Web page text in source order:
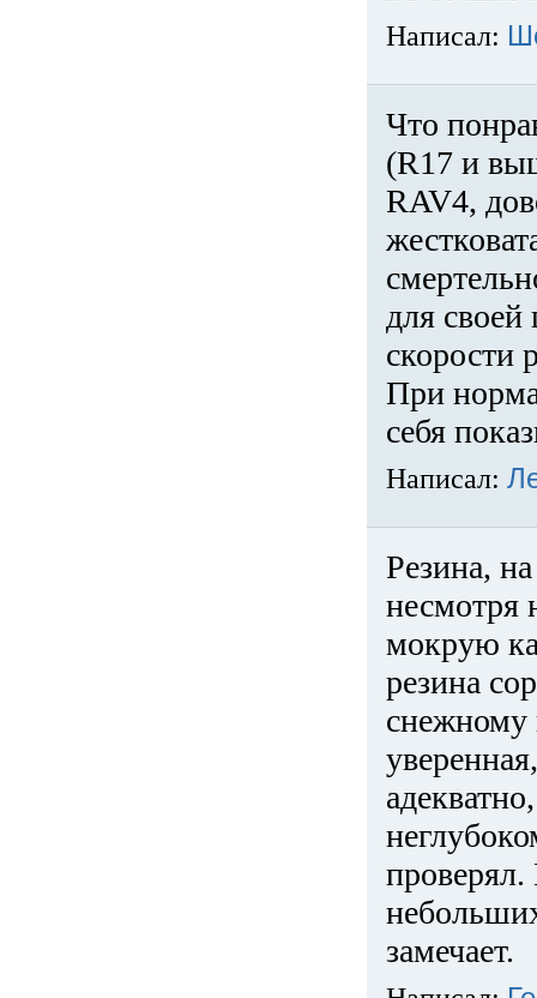
Написал:
Что
(R17 и
RAV4,
для
скорости
При
себя
Написал:
Резина,
несмотря
мокрую
резина
снежному
замечает.